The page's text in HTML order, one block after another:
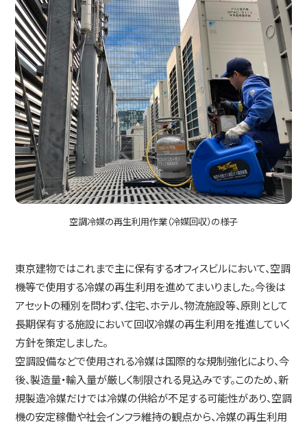
採用情報
お問い合わせ
空調冷媒の再生利用作業（冷媒回収）の様子
東京建物ではこれまで主に保有するオフィスビルにおいて、空調
機等で使用する冷媒の再生利用を進めてまいりました。今後は
アセットの種別を問わず、住宅、ホテル、物流施設等、原則として
長期保有する施設において回収冷媒の再生利用を推進していく
方針を策定しました。
空調設備などで使用される冷媒は国際的な規制強化により、今
後、製造量・輸入量が厳しく制限される見込みです。このため、新
規製造冷媒だけでは冷媒の供給が不足する可能性があり、空調
機の安定稼働や社会インフラ維持の観点から、冷媒の再生利用